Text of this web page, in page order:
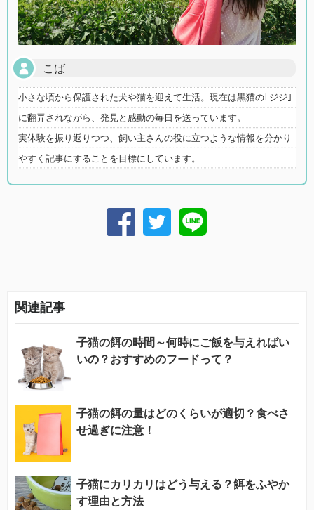
こば
小さな頃から保護された犬や猫を迎えて生活。現在は黒猫の｢ジジ｣
に翻弄されながら、発見と感動の毎日を送っています。
実体験を振り返りつつ、飼い主さんの役に立つような情報を分かり
やすく記事にすることを目標にしています。
関連記事
子猫の餌の時間～何時にご飯を与えればい
いの？おすすめのフードって？
子猫の餌の量はどのくらいが適切？食べさ
せ過ぎに注意！
子猫にカリカリはどう与える？餌をふやか
す理由と方法